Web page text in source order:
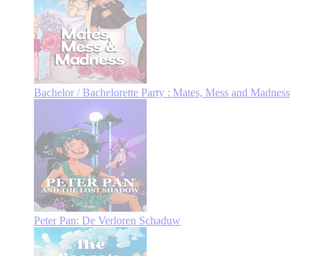
Bachelor / Bachelorette Party : Mates, Mess and Madness
Peter Pan: De Verloren Schaduw